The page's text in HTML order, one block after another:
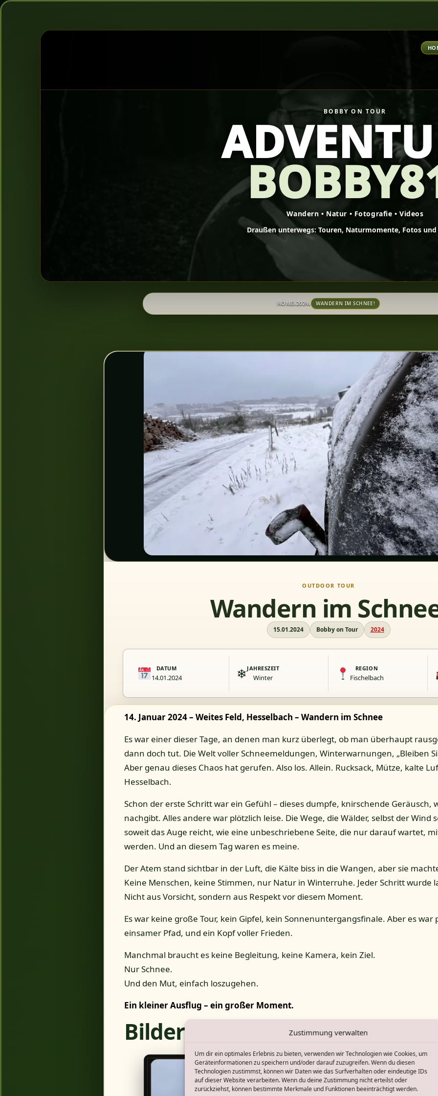
Zustimmung verwalten
Um dir ein optimales Erlebnis zu bieten, verwenden wir Technologien wie Cookies, um
Geräteinformationen zu speichern und/oder darauf zuzugreifen. Wenn du diesen
Technologien zustimmst, können wir Daten wie das Surfverhalten oder eindeutige IDs
auf dieser Website verarbeiten. Wenn du deine Zustimmung nicht erteilst oder
zurückziehst, können bestimmte Merkmale und Funktionen beeinträchtigt werden.
BOBBY ON TOUR
Wandern • Natur • Fotografie • Videos
Draußen unterwegs: Touren, Naturmomente, Fotos und
HOME›2024› WANDERN IM SCHNEE!
OUTDOOR TOUR
Wandern im
15.01.2024 Bobby on Tour 2024
DATUM
14.01.2024 ❄JAHRESZEIT
Winter
REGION
Fischelbach
14. Januar 2024 – Weites Feld, Hesselbach – Wandern im Schnee
Es war einer dieser Tage, an denen man kurz überlegt, ob man überhaupt
dann doch tut. Die Welt voller Schneemeldungen, Winterwarnungen, „Bleiben
Aber genau dieses Chaos hat gerufen. Also los. Allein. Rucksack, Mütze, kalte
Hesselbach.
Schon der erste Schritt war ein Gefühl – dieses dumpfe, knirschende Geräusch,
nachgibt. Alles andere war plötzlich leise. Die Wege, die Wälder, selbst der Wind
soweit das Auge reicht, wie eine unbeschriebene Seite, die nur darauf wartet,
werden. Und an diesem Tag waren es meine.
Der Atem stand sichtbar in der Luft, die Kälte biss in die Wangen, aber sie
Keine Menschen, keine Stimmen, nur Natur in Winterruhe. Jeder Schritt wurde
Nicht aus Vorsicht, sondern aus Respekt vor diesem Moment.
Es war keine große Tour, kein Gipfel, kein Sonnenuntergangsfinale. Aber es war
einsamer Pfad, und ein Kopf voller Frieden.
Manchmal braucht es keine Begleitung, keine Kamera, kein Ziel.
Nur Schnee.
Und den Mut, einfach loszugehen.
Ein kleiner Ausflug – ein großer Moment.
Bilder